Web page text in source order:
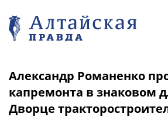
Александр Романенко
капремонта в знаковом
Дворце